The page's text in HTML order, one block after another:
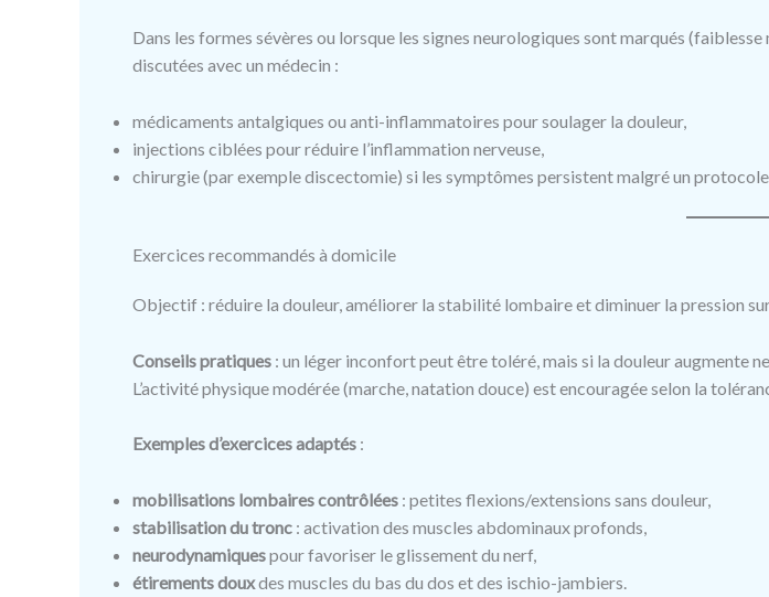
Dans les formes sévères ou lorsque les signes neurologiques sont marqués
discutées avec un médecin :
médicaments antalgiques ou anti-inflammatoires pour soulager la douleur,
injections ciblées pour réduire l’inflammation nerveuse,
chirurgie (par exemple discectomie) si les symptômes persistent malgré un
Exercices recommandés à domicile
Objectif : réduire la douleur, améliorer la stabilité lombaire et diminuer la pression
Conseils pratiques : un léger inconfort peut être toléré, mais si la douleur augmente
L’activité physique modérée (marche, natation douce) est encouragée selon la
Exemples d’exercices adaptés :
mobilisations lombaires contrôlées : petites flexions/extensions sans douleur,
stabilisation du tronc : activation des muscles abdominaux profonds,
neurodynamiquespour favoriser le glissement du nerf,
étirements douxdes muscles du bas du dos et des ischio-jambiers.